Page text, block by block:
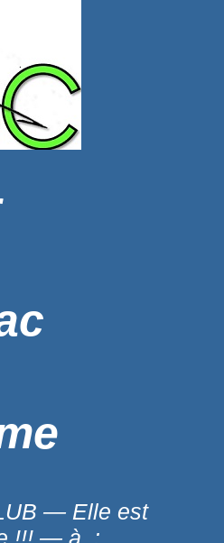
— Elle est
!!! — à :